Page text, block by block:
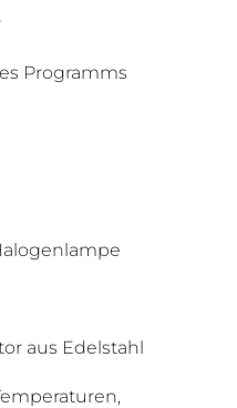
Programms
aus Edelstahl